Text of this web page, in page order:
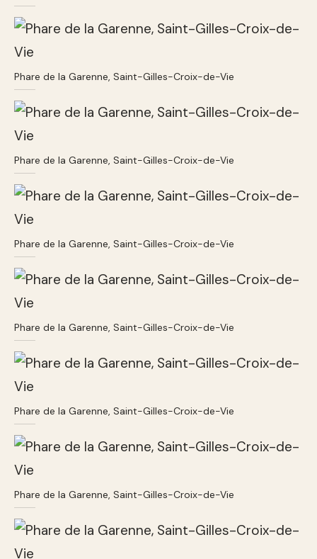
Phare de la Garenne, Saint-Gilles-Croix-de-Vie
Phare de la Garenne, Saint-Gilles-Croix-de-Vie
Phare de la Garenne, Saint-Gilles-Croix-de-Vie
Phare de la Garenne, Saint-Gilles-Croix-de-Vie
Phare de la Garenne, Saint-Gilles-Croix-de-Vie
Phare de la Garenne, Saint-Gilles-Croix-de-Vie